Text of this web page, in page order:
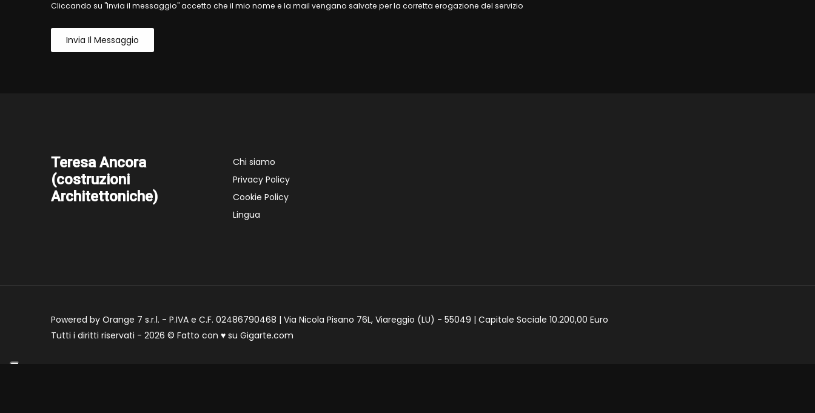
Cliccando su "Invia il messaggio" accetto che il mio nome e la mail vengano salvate per la corretta erogazione del servizio
Invia Il Messaggio
Teresa Ancora
(costruzioni
Architettoniche)
Chi siamo
Privacy Policy
Cookie Policy
Lingua
Powered by Orange 7 s.r.l. - P.IVA e C.F. 02486790468 | Via Nicola Pisano 76L, Viareggio (LU) - 55049 | Capitale Sociale 10.200,00 Euro
Tutti i diritti riservati - 2026 © Fatto con ♥ su Gigarte.com